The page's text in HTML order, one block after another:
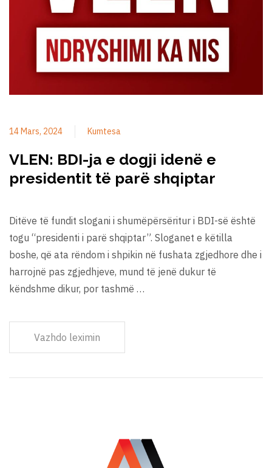
14 Mars, 2024 Kumtesa
VLEN: BDI-ja e dogji idenë e
presidentit të parë shqiptar
Ditëve të fundit slogani i shumëpërsëritur i BDI-së është
togu “presidenti i parë shqiptar”. Sloganet e këtilla
boshe, që ata rëndom i shpikin në fushata zgjedhore dhe i
harrojnë pas zgjedhjeve, mund të jenë dukur të
këndshme dikur, por tashmë …
Vazhdo leximin